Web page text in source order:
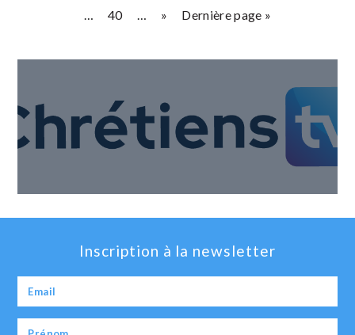
…
40 … » Dernière page »
Inscription à la newsletter